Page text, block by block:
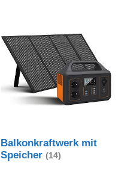
Balkonkraftwerk mit
Speicher (14)